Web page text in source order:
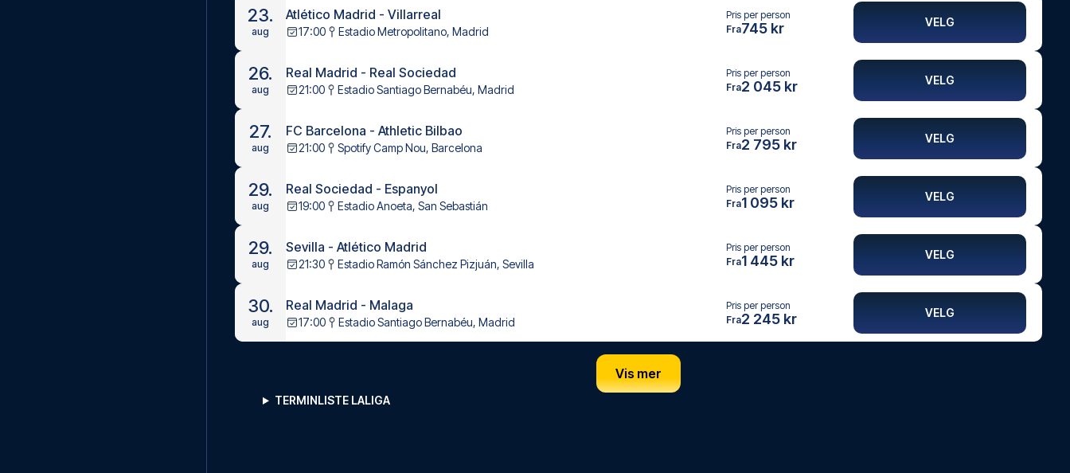
23.
aug
Atlético Madrid - Villarreal
17:00 Estadio Metropolitano, Madrid
Pris per person
Fra745 kr VELG
26.
aug
Real Madrid - Real Sociedad
21:00 Estadio Santiago Bernabéu, Madrid
Pris per person
Fra2 045 kr VELG
27.
aug
FC Barcelona - Athletic Bilbao
21:00 Spotify Camp Nou, Barcelona
Pris per person
Fra2 795 kr VELG
29.
aug
Real Sociedad - Espanyol
19:00 Estadio Anoeta, San Sebastián
Pris per person
Fra1 095 kr VELG
29.
aug
Sevilla - Atlético Madrid
21:30 Estadio Ramón Sánchez Pizjuán, Sevilla
Pris per person
Fra1 445 kr VELG
30.
aug
Real Madrid - Malaga
17:00 Estadio Santiago Bernabéu, Madrid
Pris per person
Fra2 245 kr VELG
Vis mer
TERMINLISTE LALIGA